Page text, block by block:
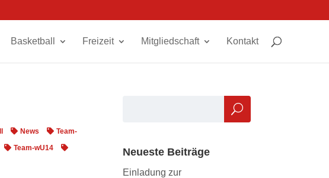
Basketball Freizeit Mitgliedschaft Kontakt
News
Team-
Team-wU14
Neueste Beiträge
Einladung zur